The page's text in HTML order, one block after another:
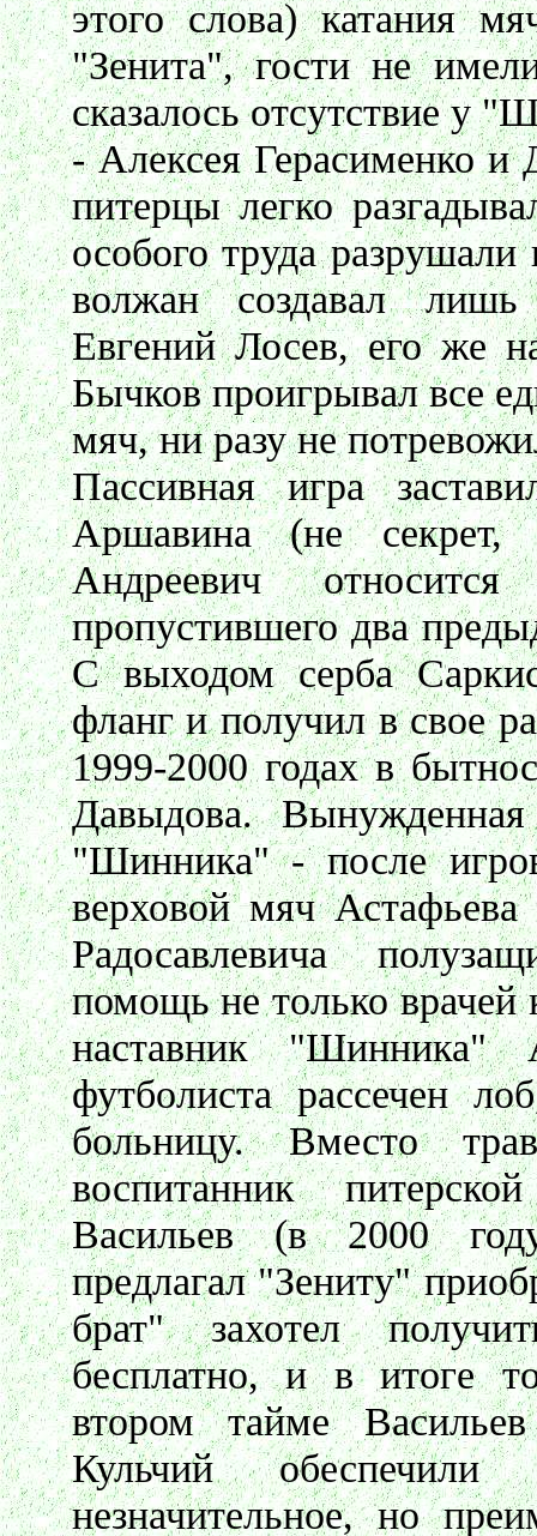
этого слова) катания
"Зенита", гости не
сказалось отсутствие у
- Алексея Герасименко и
питерцы легко
особого труда
волжан создавал лишь
Евгений Лосев, его же
Бычков проигрывал все
мяч, ни разу не
Пассивная игра
Аршавина (не
Андреевич
пропустившего два
С выходом серба
фланг и получил в свое
1999-2000 годах в
Давыдова.
"Шинника" - после
верховой мяч Астафьева
Радосавлевича
помощь не только врачей
наставник "Шинника"
футболиста рассечен
больницу. Вместо
воспитанник
Васильев (в 2000
предлагал "Зениту"
брат" захотел
бесплатно, и в итоге
втором тайме
Кульчий
незначительное, но